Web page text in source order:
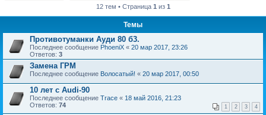
12 тем • Страница 1 из 1
Темы
Противотуманки Ауди 80 б3.
Последнее сообщение PhoeniX « 20 мар 2017, 23:26
Ответов: 3
Замена ГРМ
Последнее сообщение Волосатый! « 20 мар 2017, 00:50
10 лет с Audi-90
Последнее сообщение Trace « 18 май 2016, 21:23
Ответов: 74 1 2 3 4